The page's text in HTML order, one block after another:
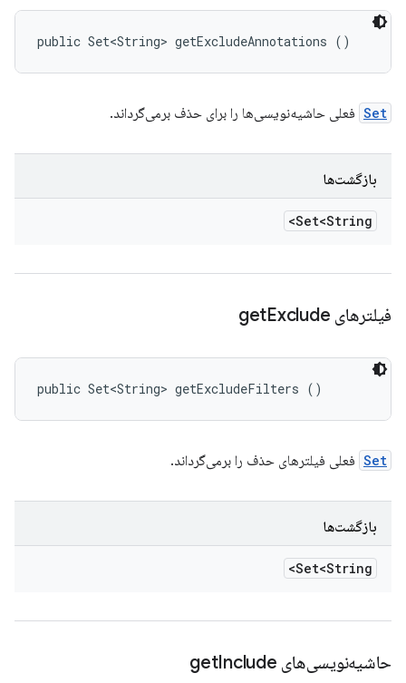
public Set<String> getExcludeAnnotations ()
Set فعلی حاشیه‌نویسی‌ها را برای حذف برمی‌گرداند.
بازگشت‌ها
Set<String>
فیلترهای get Exclude
public Set<String> getExcludeFilters ()
Set فعلی فیلترهای حذف را برمی‌گرداند.
بازگشت‌ها
Set<String>
حاشیه‌نویسی‌های get Include